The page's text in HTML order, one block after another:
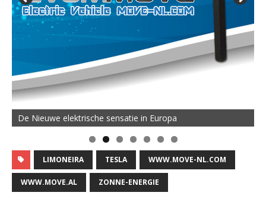
De Nieuwe elektrische sensatie in Europa
LIMONEIRA TESLA WWW.MOVE-NL.COM
WWW.MOVE.AL ZONNE-ENERGIE